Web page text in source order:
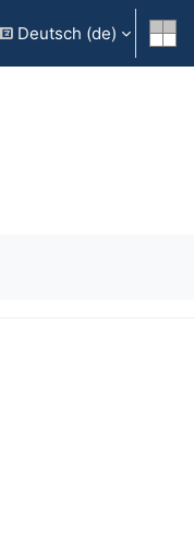
Deutsch ‎(de)‎